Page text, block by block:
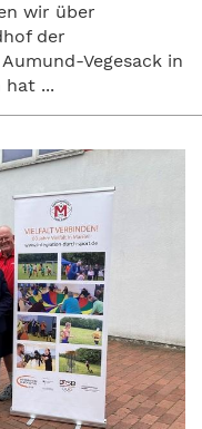
wir über
der
Vegesack in
...